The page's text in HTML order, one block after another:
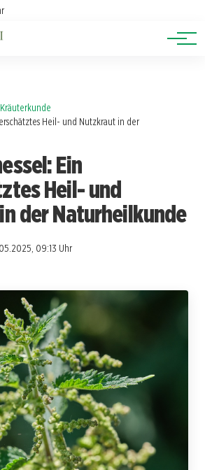
Heil- und Nutzkraut in der
Ein
Heil- und
der Naturheilkunde
09:13 Uhr